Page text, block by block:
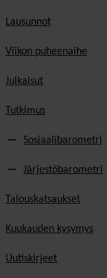
Lausunnot
Viikon puheenaihe
Julkaisut
Tutkimus
Sosiaalibarometri
Järjestöbarometri
Talouskatsaukset
Kuukauden kysymys
Uutiskirjeet